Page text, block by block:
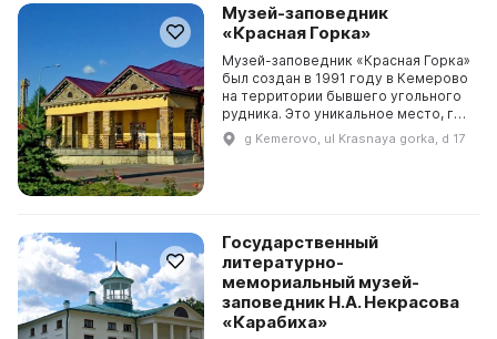
Музей-заповедник
«Красная Горка»
Музей-заповедник «Красная Горка»
был создан в 1991 году в Кемерово
на территории бывшего угольного
рудника. Это уникальное место, где
представлены памятники
горнопромышленного и историко-
g Kemerovo, ul Krasnaya gorka, d 17
Государственный
литературно-
мемориальный музей-
заповедник Н.А. Некрасова
«Карабиха»